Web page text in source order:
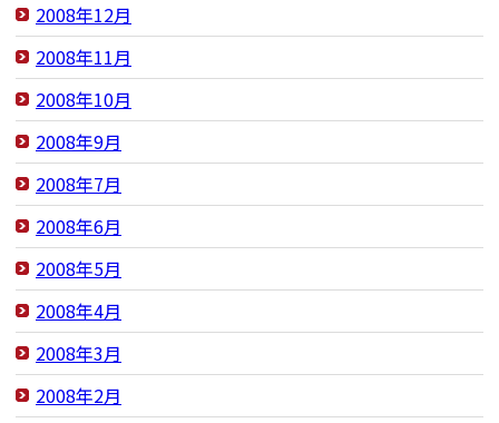
2008年12月
2008年11月
2008年10月
2008年9月
2008年7月
2008年6月
2008年5月
2008年4月
2008年3月
2008年2月